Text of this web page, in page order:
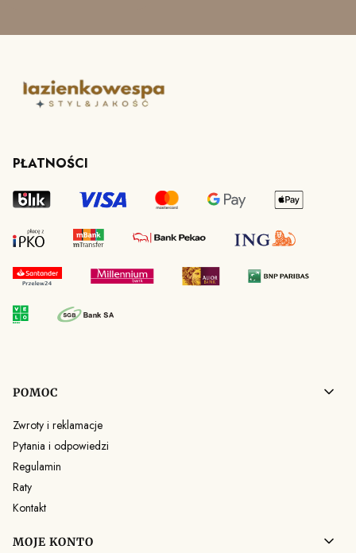
PŁATNOŚCI
Linki w stopce
POMOC
Zwroty i reklamacje
Pytania i odpowiedzi
Regulamin
Raty
Kontakt
MOJE KONTO